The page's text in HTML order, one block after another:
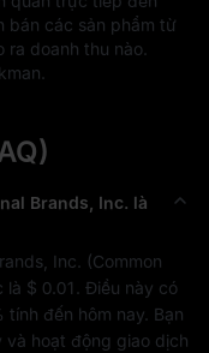
bán các sản phẩm từ
doanh thu nào.
Brands, Inc. là
Inc. (Common
là $ 0.01
. Điều này có
tính đến hôm nay. Bạn
hoạt động giao dịch